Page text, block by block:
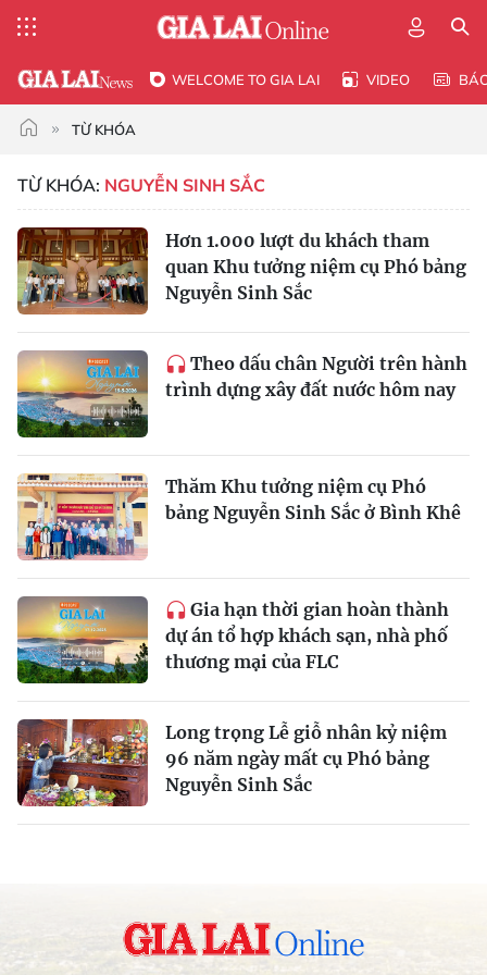
WELCOME TO GIA LAI VIDEO
TỪ KHÓA
TỪ KHÓA: NGUYỄN SINH SẮC
Hơn 1.000 lượt du khách tham
quan Khu tưởng niệm cụ Phó bảng
Nguyễn Sinh Sắc
Theo dấu chân Người trên hành
trình dựng xây đất nước hôm nay
Thăm Khu tưởng niệm cụ Phó
bảng Nguyễn Sinh Sắc ở Bình Khê
Gia hạn thời gian hoàn thành
dự án tổ hợp khách sạn, nhà phố
thương mại của FLC
Long trọng Lễ giỗ nhân kỷ niệm
96 năm ngày mất cụ Phó bảng
Nguyễn Sinh Sắc